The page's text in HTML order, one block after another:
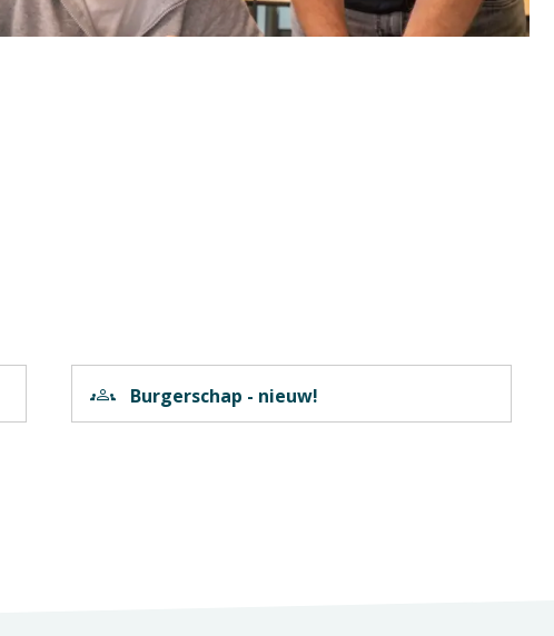
groups Burgerschap - nieuw!